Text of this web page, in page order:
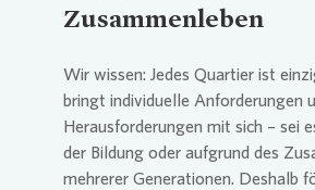
Zusammenleben
Wir wissen: Jedes Quartier ist
bringt individuelle Anforderungen
Herausforderungen mit sich – sei
der Bildung oder aufgrund des
mehrerer Generationen. Deshalb